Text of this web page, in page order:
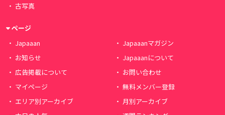
古写真
ページ
Japaaan
Japaaanマガジン
お知らせ
Japaaanについて
広告掲載について
お問い合わせ
マイページ
無料メンバー登録
エリア別アーカイブ
月別アーカイブ